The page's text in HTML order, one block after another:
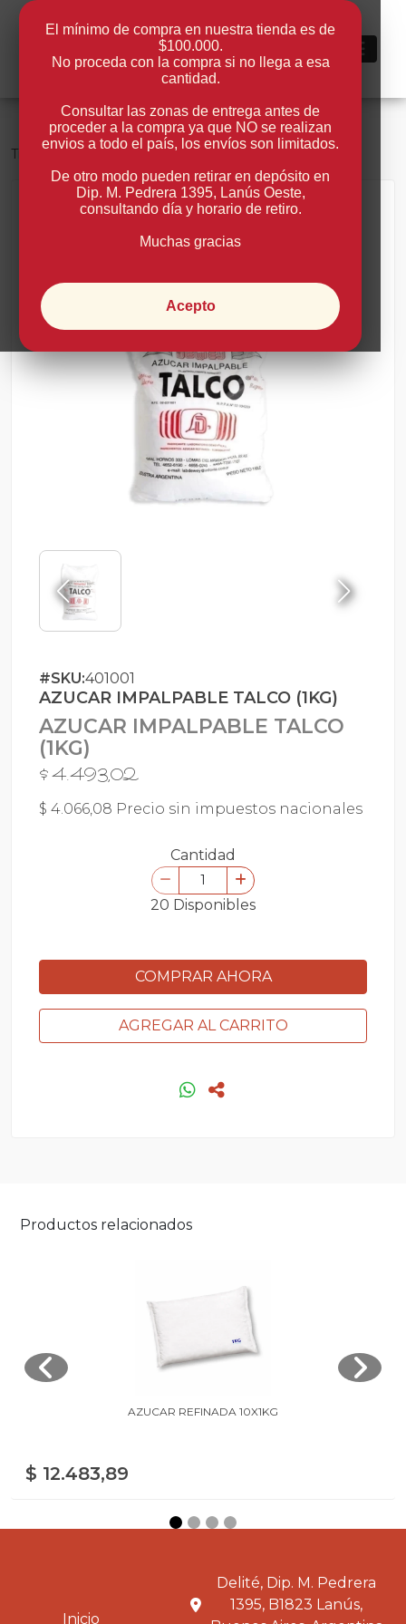
Tienda Azúcar
Volver
#SKU:401001
AZUCAR IMPALPABLE TALCO (1KG)
AZUCAR IMPALPABLE TALCO
(1KG)
$ 4.493,02
$ 4.066,08 Precio sin impuestos nacionales
Cantidad
20 Disponibles
COMPRAR AHORA
AGREGAR AL CARRITO
Productos relacionados
AZUCAR REFINADA 10X1KG
$ 12.483,89
Inicio
Delité, Dip. M. Pedrera
1395, B1823 Lanús,
El mínimo de compra en nuestra tienda es de
$100.000.
No proceda con la compra si no llega a esa
cantidad.
Consultar las zonas de entrega antes de
proceder a la compra ya que NO se realizan
envios a todo el país, los envíos son limitados.
De otro modo pueden retirar en depósito en
Dip. M. Pedrera 1395, Lanús Oeste,
consultando día y horario de retiro.
Muchas gracias
Acepto